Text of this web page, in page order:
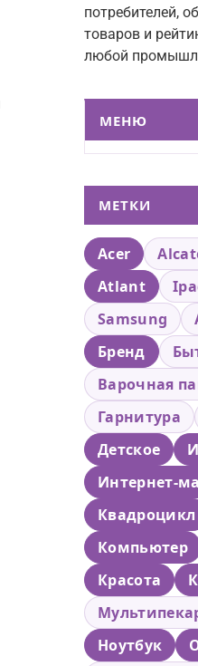
потребителей,
товаров и
любой
МЕНЮ
МЕТКИ
Acer
Atlant
Samsung
Бренд
Варочная
Гарнитура
Детское
Интернет-
Квадроцикл
Компьютер
Красота
Ноутбук